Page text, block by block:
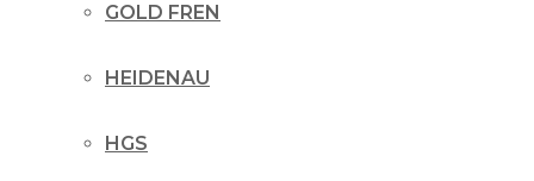
GOLD FREN
HEIDENAU
HGS